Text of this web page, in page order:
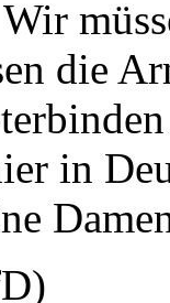
die
in